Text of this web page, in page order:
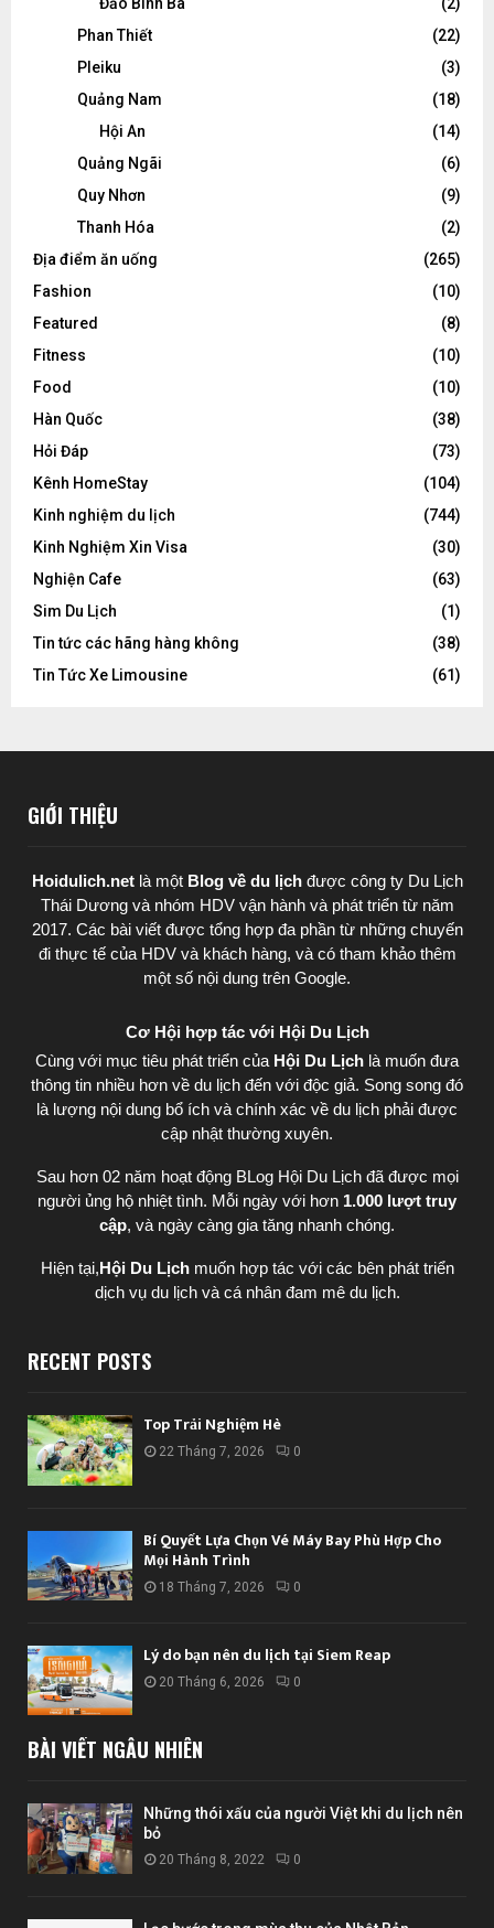
Đảo Bình Ba
(2)
Phan Thiết
(22)
Pleiku
(3)
Quảng Nam
(18)
Hội An
(14)
Quảng Ngãi
(6)
Quy Nhơn
(9)
Thanh Hóa
(2)
Địa điểm ăn uống
(265)
Fashion
(10)
Featured
(8)
Fitness
(10)
Food
(10)
Hàn Quốc
(38)
Hỏi Đáp
(73)
Kênh HomeStay
(104)
Kinh nghiệm du lịch
(744)
Kinh Nghiệm Xin Visa
(30)
Nghiện Cafe
(63)
Sim Du Lịch
(1)
Tin tức các hãng hàng không
(38)
Tin Tức Xe Limousine
(61)
GIỚI THIỆU
Hoidulich.net là một Blog về du lịchđược công ty Du Lịch
Thái Dươngvà nhóm HDV vận hành và phát triển từ năm
2017. Các bài viết được tổng hợp đa phần từ những chuyến
đi thực tế của HDV và khách hàng, và có tham khảo thêm
một số nội dung trên Google.
Cơ Hội hợp tác với Hội Du Lịch
Cùng với mục tiêu phát triển của Hội Du Lịch là muốn đưa
thông tin nhiều hơn về du lịch đến với độc giả. Song song đó
là lượng nội dung bổ ích và chính xác về du lịch phải được
cập nhật thường xuyên.
Sau hơn 02 năm hoạt động BLog Hội Du Lịch đã được mọi
người ủng hộ nhiệt tình. Mỗi ngày với hơn 1.000 lượt truy
cập, và ngày càng gia tăng nhanh chóng.
Hiện tại,Hội Du Lịch muốn hợp tác với các bên phát triển
dịch vụ du lịch và cá nhân đam mê du lịch.
RECENT POSTS
Top Trải Nghiệm Hè
22 Tháng 7, 2026 0
Bí Quyết Lựa Chọn Vé Máy Bay Phù Hợp Cho
Mọi Hành Trình
18 Tháng 7, 2026 0
Lý do bạn nên du lịch tại Siem Reap
20 Tháng 6, 2026 0
BÀI VIẾT NGẪU NHIÊN
Những thói xấu của người Việt khi du lịch nên
bỏ
20 Tháng 8, 2022 0